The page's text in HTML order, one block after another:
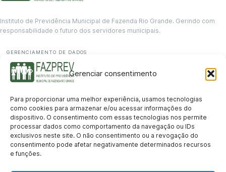
Gerenciar consentimento
Para proporcionar uma melhor experiência, usamos tecnologias
como cookies para armazenar e/ou acessar informações do
dispositivo. O consentimento com essas tecnologias nos permite
processar dados como comportamento da navegação ou IDs
exclusivos neste site. O não consentimento ou a revogação do
consentimento pode afetar negativamente determinados recursos
e funções.
Instituto de Previdência Municipal de Fazenda Rio Grande. Gerindo com
responsabilidade o futuro dos servidores municipais.
GERENCIAMENTO DE DADOS
Departamento de informação
contato@fazprev.pr.gov.br
(41) 3995-2146
Serviços
Aposentadoria Pensão por Morte Benefício por Invalidez Auxílio Doença
Holerite Online Protocolo Online
Transparência
Portal da Transparência